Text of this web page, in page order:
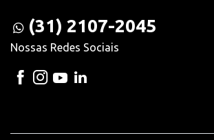
(31) 2107-2045
Nossas Redes Sociais